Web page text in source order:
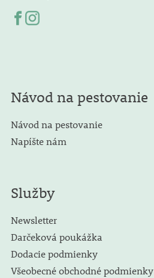
Návod na pestovanie
Návod na pestovanie
Napíšte nám
Služby
Newsletter
Darčeková poukážka
Dodacie podmienky
Všeobecné obchodné podmienky